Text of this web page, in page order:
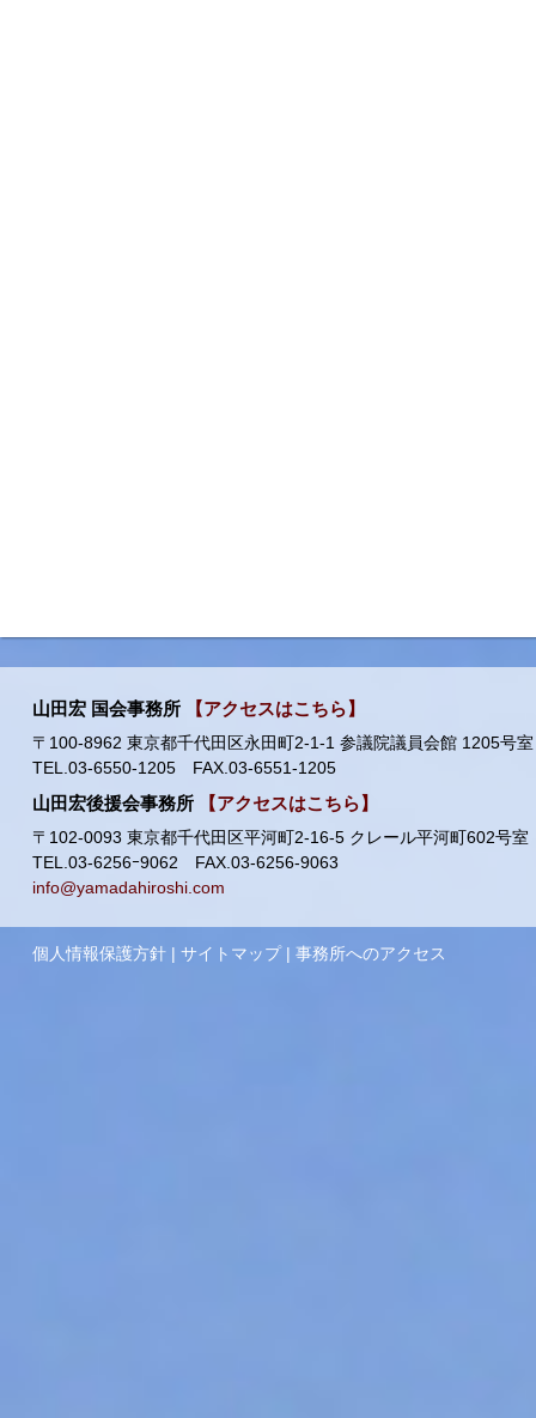
山田宏 国会事務所 【アクセスはこちら】
〒100-8962 東京都千代田区永田町2-1-1 参議院議員会館 1205号室
TEL.03-6550-1205 FAX.03-6551-1205
山田宏後援会事務所 【アクセスはこちら】
〒102-0093 東京都千代田区平河町2-16-5 クレール平河町602号室
TEL.03-6256ｰ9062 FAX.03-6256-9063
info@yamadahiroshi.com
個人情報保護方針 |サイトマップ |事務所へのアクセス